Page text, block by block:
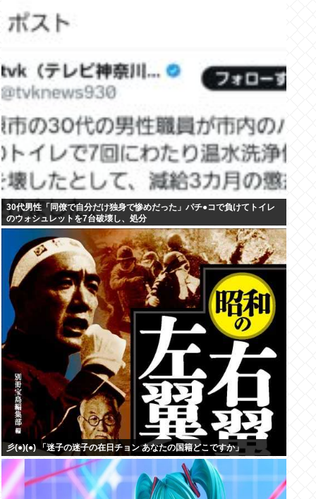
30代男性「同僚で自分だけ独身で惨めだった」パチ●コで負けてトイレ
のウォシュレットを7台破壊し、処分
彡(●)(●) 「迷子の迷子の在日チョン あなたの国籍どこですか」